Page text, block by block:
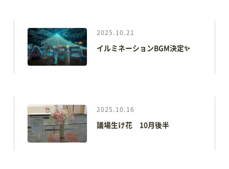
2025.10.21
イルミネーションBGM決定✨
2025.10.16
議場生け花 10月後半
ご意見・お問い合わせ
予約方法・利用案内
予約・施設利用などの方法を確認することができます